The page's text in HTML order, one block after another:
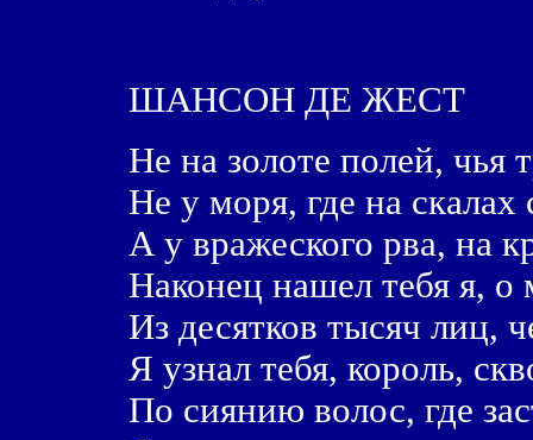
ШАНСОН ДЕ ЖЕСТ
Hе на золоте полей, чья
Hе у моря, где на скалах
А у вражеского рва, на
Hаконец нашел тебя я, о
Из десятков тысяч лиц,
Я узнал тебя, король,
По сиянию волос, где